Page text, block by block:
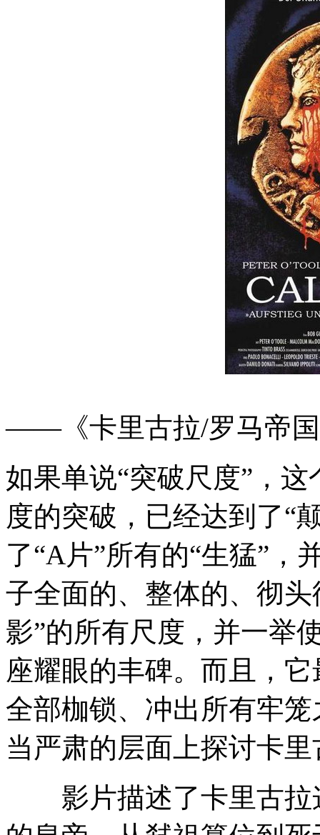
——《卡里古拉/罗马帝
如果单说“突破尺度”，
度的突破，已经达到了“
了“A片”所有的“生猛”，
子全面的、整体的、彻
影”的所有尺度，并一举
座耀眼的丰碑。而且，
全部枷锁、冲出所有牢
当严肃的层面上探讨卡
影片描述了卡里古拉